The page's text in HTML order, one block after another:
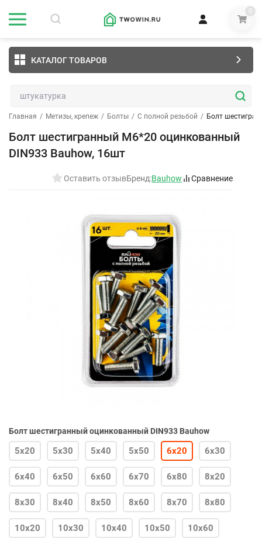
0
КАТАЛОГ ТОВАРОВ
Главная / Метизы, крепеж / Болты / С полной резьбой / Болт
Болт шестигранный М6*20 оцинкованный
DIN933 Bauhow, 16шт
Оставить отзывБренд:Bauhow Сравнение
Болт шестигранный оцинкованный DIN933 Bauhow
5х20 5х30 5х40 5х50 6х20 6х30
6х40 6х50 6х60 6х70 6х80 8х20
8х30 8х40 8х50 8х60 8х70 8х80
10х20 10х30 10х40 10х50 10х60